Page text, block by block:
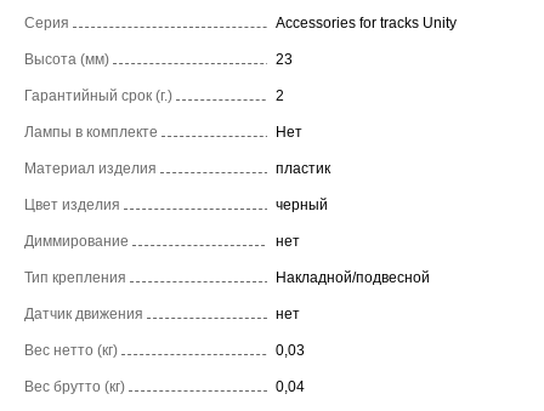
Серия Accessories for tracks Unity
Высота (мм) 23
Гарантийный срок (г.) 2
Лампы в комплекте Нет
Материал изделия пластик
Цвет изделия черный
Диммирование нет
Тип крепления Накладной/подвесной
Датчик движения нет
Вес нетто (кг) 0,03
Вес брутто (кг) 0,04